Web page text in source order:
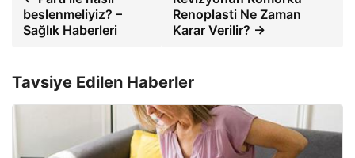
beslenmeliyiz? –
Sağlık Haberleri
Renoplasti Ne Zaman
Karar Verilir? →
Tavsiye Edilen Haberler